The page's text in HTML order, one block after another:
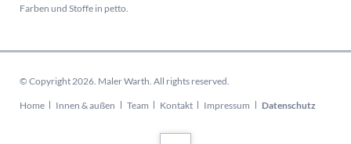
Farben und Stoffe in petto.
© Copyright 2026. Maler Warth. All rights reserved.
Navigation
Home Innen & außen Team Kontakt Impressum Datenschutz